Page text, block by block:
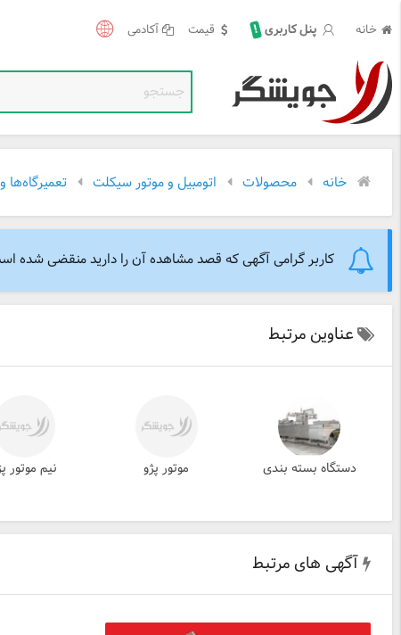
خانه پنل کاربری ! قیمت آکادمی
خانه محصولات اتومبیل و موتور سیکلت تعمیرگاه‌ها
کاربر گرامی آگهی که قصد مشاهده آن را دارید منقضی شده
عناوین مرتبط
دستگاه بسته بندی موتور پژو نیم موتور
آگهی های مرتبط